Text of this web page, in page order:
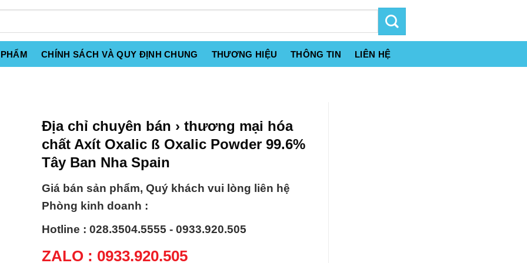
CHÍNH SÁCH VÀ QUY ĐỊNH CHUNG THƯƠNG HIỆU THÔNG TIN LIÊN HỆ
Địa chỉ chuyên bán › thương mại hóa
chất Axít Oxalic ß Oxalic Powder 99.6%
Tây Ban Nha Spain
Giá bán sản phẩm, Quý khách vui lòng liên hệ
Phòng kinh doanh :
Hotline : 028.3504.5555 - 0933.920.505
ZALO : 0933.920.505